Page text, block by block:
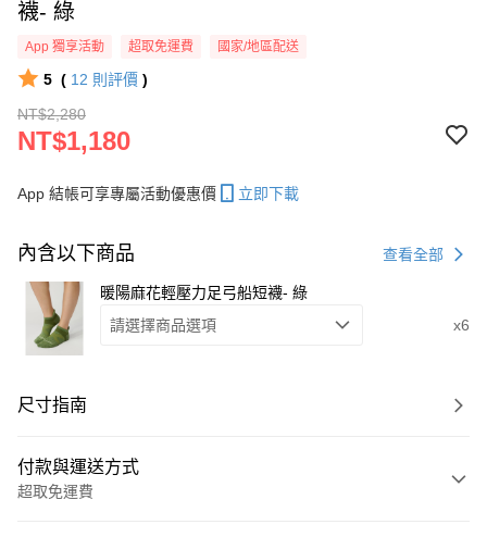
襪- 綠
App 獨享活動 超取免運費 國家/地區配送
5 ( 12 則評價 )
NT$2,280
NT$1,180
App 結帳可享專屬活動優惠價 立即下載
內含以下商品 查看全部
暖陽麻花輕壓力足弓船短襪- 綠
請選擇商品選項
x6
尺寸指南
付款與運送方式
超取免運費